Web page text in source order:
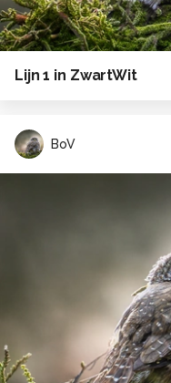
Lijn 1 in ZwartWit
BoV